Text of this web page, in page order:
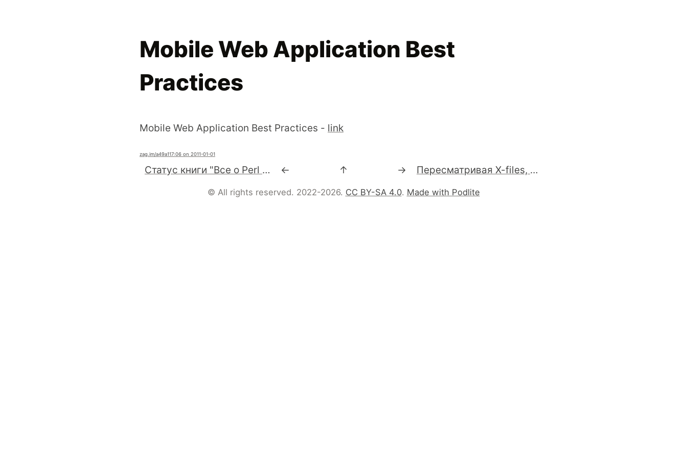
Mobile Web Application Best
Practices
Mobile Web Application Best Practices - link
zag.im/a49a117:06 on 2011-01-01
Статус книги "Все о Perl 6" ← ↑ → Пересматривая X-files, встретил "Kill Switch" ( сезон 5 серия 11). Просто бесподобно, причем снята серия за год до Matrix. http://www.imdb.com/title/tt0751150/
© All rights reserved. 2022-2026. CC BY-SA 4.0. Made with Podlite